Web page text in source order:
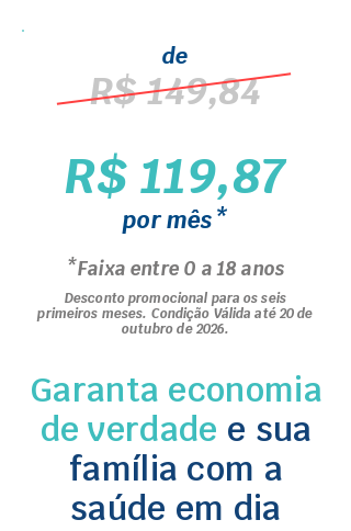
de
R$ 149,84
R$ 119,87
por mês*
*Faixa entre 0 a 18 anos
Desconto promocional para os seis
primeiros meses. Condição Válida até 20 de
outubro de 2026.
Garanta economia
de verdade e sua
família com a
saúde em dia